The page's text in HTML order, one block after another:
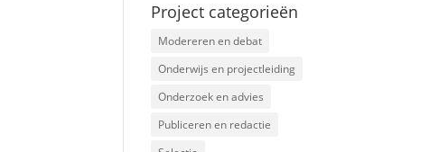
Project categorieën
Modereren en debat
Onderwijs en projectleiding
Onderzoek en advies
Publiceren en redactie